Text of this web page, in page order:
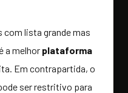
com lista grande mas
a melhor plataforma
Em contrapartida, o
ser restritivo para